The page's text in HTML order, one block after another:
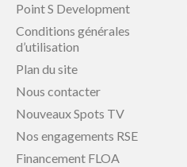
Point S Development
Conditions générales
d’utilisation
Plan du site
Nous contacter
Nouveaux Spots TV
Nos engagements RSE
Financement FLOA